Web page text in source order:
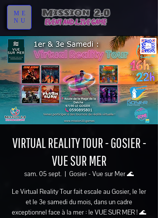
ME
NU
VIRTUAL REALITY TOUR - GOSIER -
VUE SUR MER
sam. 05 sept.
  |
Gosier - Vue sur Mer 🌊
Le Virtual Reality Tour fait escale au Gosier, le 1er
et le 3e samedi du mois, dans un cadre
exceptionnel face à la mer : le VUE SUR MER ! 🌊